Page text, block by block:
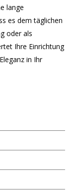
lange
es dem täglichen
oder als
Ihre Einrichtung
in Ihr